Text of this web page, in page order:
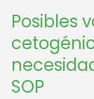
Posibles
SOP